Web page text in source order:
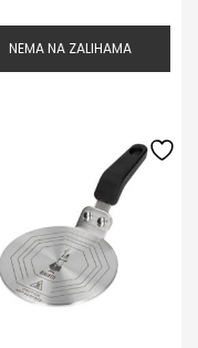
NEMA NA ZALIHAMA